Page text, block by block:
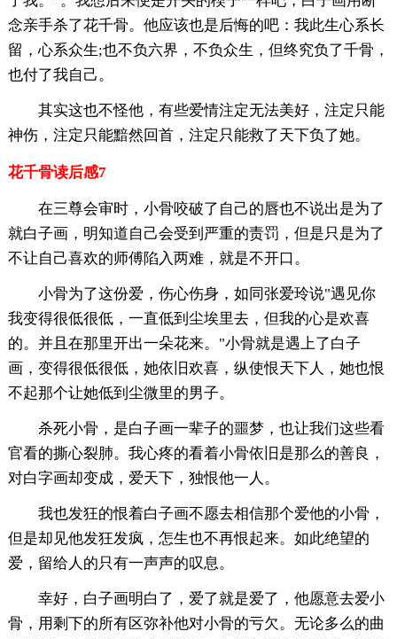
念亲手杀了花千骨。他应该也是后悔的吧：我此生心系长
留，心系众生;也不负六界，不负众生，但终究负了千骨，
也付了我自己。
其实这也不怪他，有些爱情注定无法美好，注定只能
神伤，注定只能黯然回首，注定只能救了天下负了她。
花千骨读后感7
在三尊会审时，小骨咬破了自己的唇也不说出是为了
就白子画，明知道自己会受到严重的责罚，但是只是为了
不让自己喜欢的师傅陷入两难，就是不开口。
小骨为了这份爱，伤心伤身，如同张爱玲说"遇见你
我变得很低很低，一直低到尘埃里去，但我的心是欢喜
的。并且在那里开出一朵花来。"小骨就是遇上了白子
画，变得很低很低，她依旧欢喜，纵使恨天下人，她也恨
不起那个让她低到尘微里的男子。
杀死小骨，是白子画一辈子的噩梦，也让我们这些看
官看的撕心裂肺。我心疼的看着小骨依旧是那么的善良，
对白字画却变成，爱天下，独恨他一人。
我也发狂的恨着白子画不愿去相信那个爱他的小骨，
但是却见他发狂发疯，怎生也不再恨起来。如此绝望的
爱，留给人的只有一声声的叹息。
幸好，白子画明白了，爱了就是爱了，他愿意去爱小
骨，用剩下的所有区弥补他对小骨的亏欠。无论多么的曲